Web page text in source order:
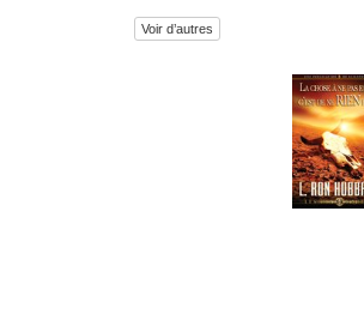
Voir d’autres